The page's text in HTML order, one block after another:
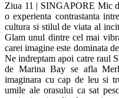
Ziua 11 | SINGAPORE Mic
o experienta contrastanta
cultura si stilul de viata al
Glam unul dintre cel mai
carei imagine este dominata
Ne indreptam apoi catre raul
de Marina Bay se afla
imaginara cu cap de leu si
umile ale orasului ca sat